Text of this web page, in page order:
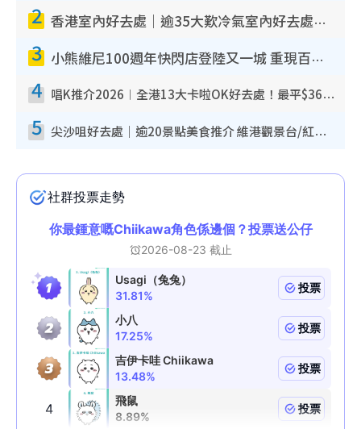
2 香港室內好去處｜逾35大歎冷氣室內好去處推介 室內活動免費避雨無懼落雨
3 小熊維尼100週年快閃店登陸又一城 重現百畝森林經典場景／獨家限定盲盒登場／專屬DIY香水
4 唱K推介2026︱全港13大卡啦OK好去處！最平$36起 日文K都有！(附地址+收費詳情)
5 尖沙咀好去處｜逾20景點美食推介 維港觀景台/紅磚古蹟/九龍公園/室內遊樂場